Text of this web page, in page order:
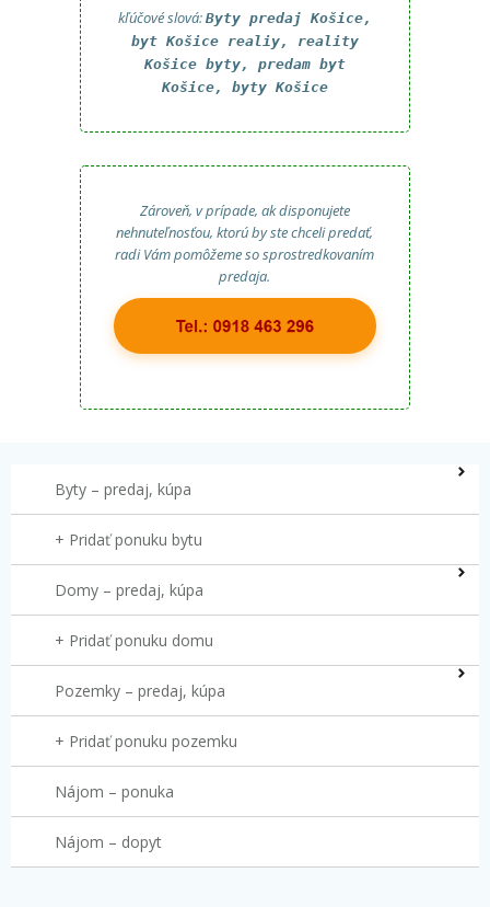
kľúčové slová: Byty predaj Košice,
byt Košice realiy, reality
Košice byty, predam byt
Košice, byty Košice
Zároveň, v prípade, ak disponujete
nehnuteľnosťou, ktorú by ste chceli predať,
radi Vám pomôžeme so sprostredkovaním
predaja.
Byty – predaj, kúpa
+ Pridať ponuku bytu
Domy – predaj, kúpa
+ Pridať ponuku domu
Pozemky – predaj, kúpa
+ Pridať ponuku pozemku
Nájom – ponuka
Nájom – dopyt